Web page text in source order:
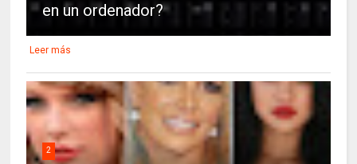
en un ordenador?
Leer más
2